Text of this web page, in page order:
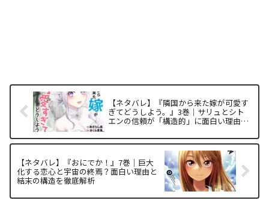
【ネタバレ】『隣国から来た嫁が可愛す
ぎてどうしよう。』3巻｜サリュとシト
エンの信頼が「構造的」に面白い理由と
【ネタバレ】『おにでか！』7巻｜巨大
化する恋心と宇宙の終焉？面白い理由と
結末の構造を徹底解析